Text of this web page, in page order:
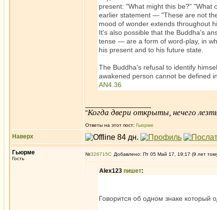
present: "What might this be?" "What
earlier statement — "These are not
mood of wonder extends throughout
It's also possible that the Buddha's
tense — are a form of word-play, in
his present and to his future state.
The Buddha's refusal to identify
awakened person cannot be defined
AN4.36
"Когда двери открыты, нечего
Ответы на этот пост: Гьюрме
Наверх
Гьюрме
Гость
№326715 Добавлено: Пт 05 Май 17, 19:17 (9 лет
Alex123 пишет:
Говорится об одном знаке который